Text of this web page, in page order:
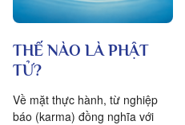
THẾ NÀO LÀ PHẬT
TỬ?
Về mặt thực hành, từ nghiệp
báo (karma) đồng nghĩa với